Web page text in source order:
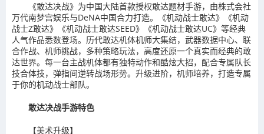
《敢达决战》为中国大陆首款授权敢达题材手游，由株式会社
万代南梦宫娱乐与DeNA中国合力打造。《机动战士敢达》《机动
战士Z敢达》《机动战士敢达SEED》《机动战士敢达UC》等经典
人气作品悉数登场。历代敢达机体机师大集结，武器数据中心、联
合作战、机师挑战，多种策略玩法，高度还原一个真实而经典的敢
达世界。每一台主战机体都有独特动作和酷炫大招，配合专属队长
技合体技，弹指间逆转战场形势。升级进阶，机师培养，打造专属
于你的机动战士部队。
敢达决战手游特色
【美术升级】